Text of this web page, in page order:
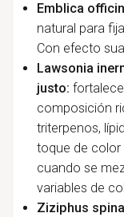
Emblica
natural para
Con efecto
Lawsonia
justo:
composición
triterpenos,
toque de color
cuando se
variables de
Ziziphus